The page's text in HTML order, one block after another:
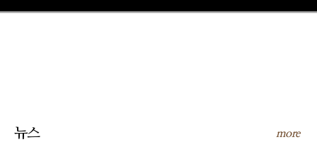
뉴스 more